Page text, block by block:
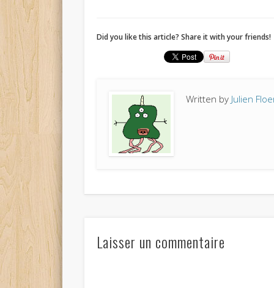
Did you like this article? Share it with your friends!
Written by Julien
Laisser un commentaire
Avant de
* vous